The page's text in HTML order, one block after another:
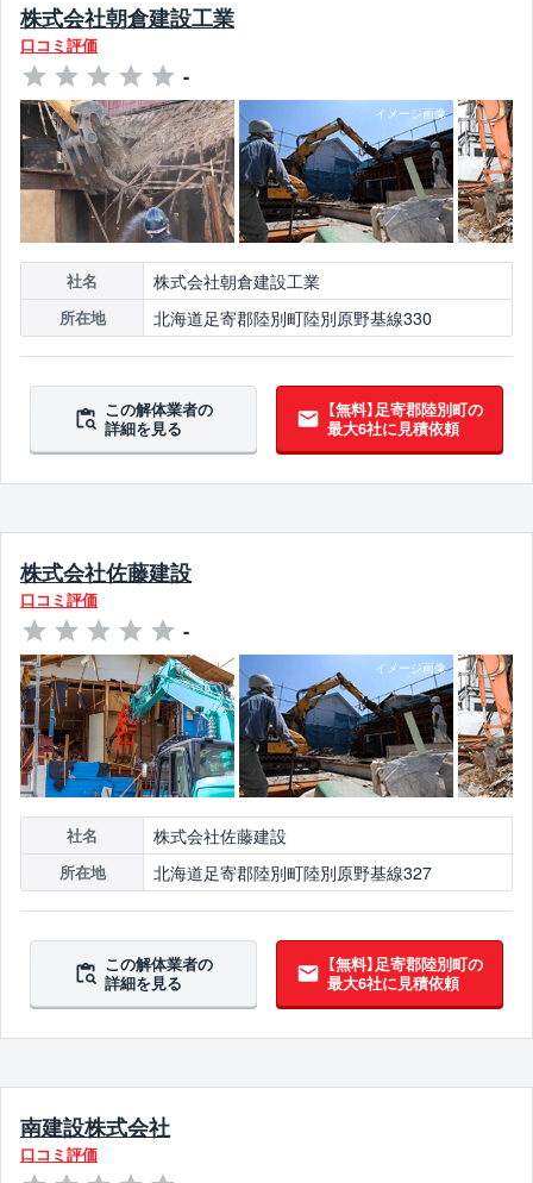
株式会社朝倉建設工業
口コミ評価
-
社名 株式会社朝倉建設工業
所在地 北海道足寄郡陸別町陸別原野基線330
この解体業者の
詳細を見る
【無料】足寄郡陸別町の
最大6社に見積依頼
株式会社佐藤建設
口コミ評価
-
社名 株式会社佐藤建設
所在地 北海道足寄郡陸別町陸別原野基線327
この解体業者の
詳細を見る
【無料】足寄郡陸別町の
最大6社に見積依頼
南建設株式会社
口コミ評価